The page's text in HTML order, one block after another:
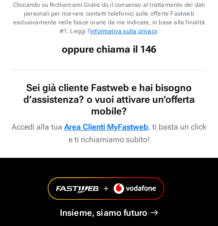
Cliccando su Richiamami Gratis do il consenso al trattamento dei dati
personali per ricevere contatti telefonici sulle offerte Fastweb
esclusivamente nelle fasce orarie da me indicate, in base alla finalità
#1. Leggi l'informativa sulla privacy.
oppure chiama il 146
Sei già cliente Fastweb e hai bisogno
d’assistenza? o vuoi attivare un’offerta
mobile?
Accedi alla tua Area Clienti MyFastweb, ti basta un click
e ti richiamiamo subito!
Insieme, siamo futuro